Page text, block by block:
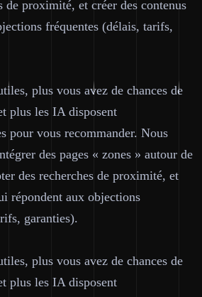
de proximité, et créer des contenus
fréquentes (délais, tarifs,
plus vous avez de chances de
plus les IA disposent
pour vous recommander. Nous
des pages « zones » autour de
des recherches de proximité, et
répondent aux objections
garanties).
plus vous avez de chances de
plus les IA disposent